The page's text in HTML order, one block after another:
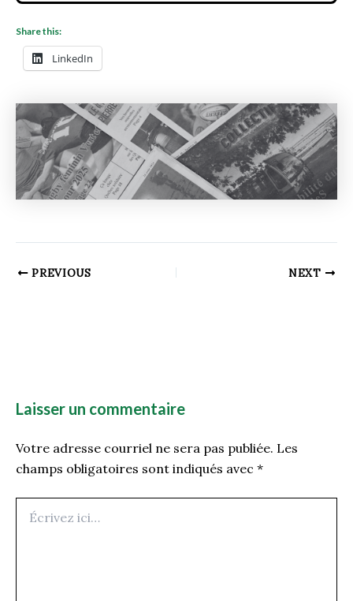
Share this:
LinkedIn
PREVIOUS NEXT
Laisser un commentaire
Votre adresse courriel ne sera pas publiée. Les
champs obligatoires sont indiqués avec *
ici…